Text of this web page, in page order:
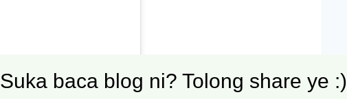
Suka baca blog ni? Tolong share ye :)